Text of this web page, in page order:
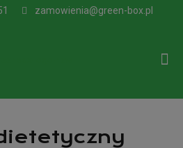
zamowienia@green-box.pl